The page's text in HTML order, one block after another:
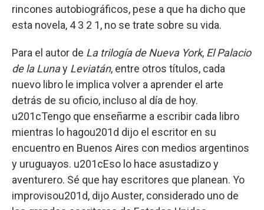
rincones autobiográficos, pese a que ha dicho que
esta novela, 4 3 2 1, no se trate sobre su vida.
Para el autor de La trilogía de Nueva York, El Palacio
de la Lunay Leviatán, entre otros títulos, cada
nuevo libro le implica volver a aprender el arte
detrás de su oficio, incluso al día de hoy.
u201cTengo que enseñarme a escribir cada libro
mientras lo hagou201d dijo el escritor en su
encuentro en Buenos Aires con medios argentinos
y uruguayos. u201cEso lo hace asustadizo y
aventurero. Sé que hay escritores que planean. Yo
improvisou201d, dijo Auster, considerado uno de